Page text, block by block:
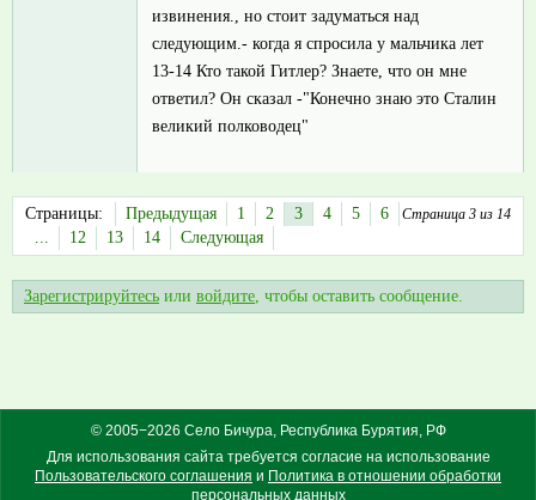
извинения., но стоит задуматься над
следующим.- когда я спросила у мальчика лет
13-14 Кто такой Гитлер? Знаете, что он мне
ответил? Он сказал -"Конечно знаю это Сталин
великий полководец"
Страница 3 из 14
Страницы: Предыдущая 1 2 3 4 5
6
...
12 13 14 Следующая
Зарегистрируйтесь или войдите, чтобы оставить сообщение.
© 2005−2026 Село Бичура, Республика Бурятия, РФ
Для использования сайта требуется согласие на использование
Пользовательского соглашения и Политика в отношении обработки
персональных данных